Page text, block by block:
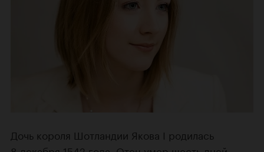
Дочь короля Шотландии Якова I родилась